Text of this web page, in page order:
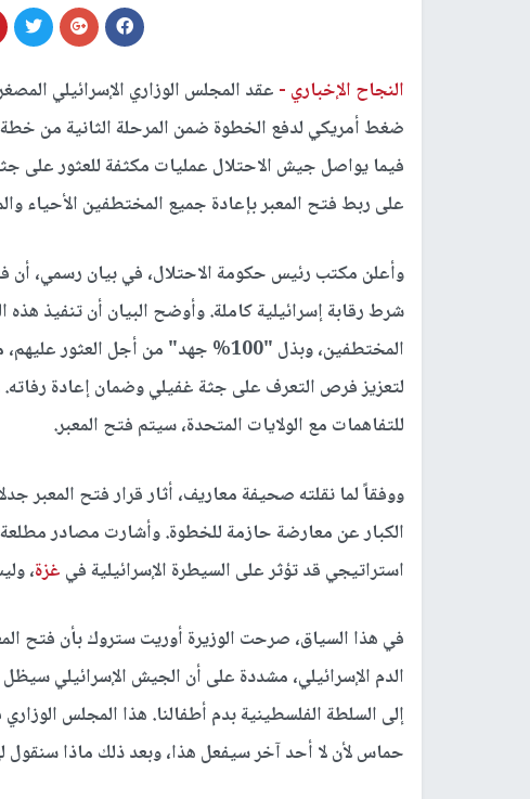
النجاح الإخباري - عقد المجلس الوزاري الإسرائيلي
ضغط أمريكي لدفع الخطوة ضمن المرحلة الثانية من خطة
فيما يواصل جيش الاحتلال عمليات مكثفة للعثور على
على ربط فتح المعبر بإعادة جميع المختطفين الأحياء
وأعلن مكتب رئيس حكومة الاحتلال، في بيان رسمي،
شرط رقابة إسرائيلية كاملة. وأوضح البيان أن تنفيذ
المختطفين، وبذل "100% جهد" من أجل
لتعزيز فرص التعرف على جثة غفيلي وضمان إعادة رفاته.
للتفاهمات مع الولايات المتحدة، سيتم فتح المعبر.
ووفقاً لما نقلته صحيفة معاريف، أثار قرار فتح المعبر
الكبار عن معارضة حازمة للخطوة. وأشارت مصادر
استراتيجي قد تؤثر على السيطرة الإسرائيلية في غزة،
في هذا السياق، صرحت الوزيرة أوريت ستروك بأن فتح
الدم الإسرائيلي، مشددة على أن الجيش الإسرائيلي
إلى السلطة الفلسطينية بدم أطفالنا. هذا المجلس
حماس لأن لا أحد آخر سيفعل هذا، وبعد ذلك ماذا سنقول